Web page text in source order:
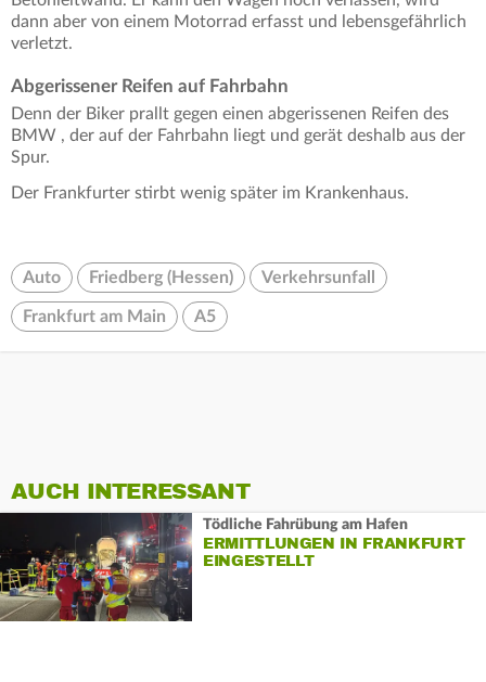
dann aber von einem Motorrad erfasst und lebensgefährlich
verletzt.
Abgerissener Reifen auf Fahrbahn
Denn der Biker prallt gegen einen abgerissenen Reifen des
BMW , der auf der Fahrbahn liegt und gerät deshalb aus der
Spur.
Der Frankfurter stirbt wenig später im Krankenhaus.
Auto Friedberg (Hessen) Verkehrsunfall
Frankfurt am Main A5
AUCH INTERESSANT
Tödliche Fahrübung am Hafen
ERMITTLUNGEN IN FRANKFURT
EINGESTELLT